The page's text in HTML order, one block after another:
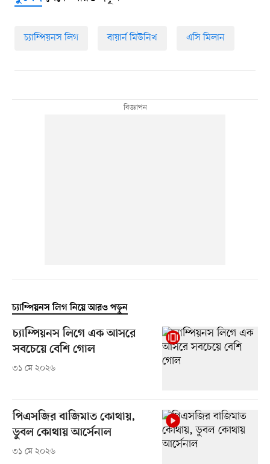
চ্যাম্পিয়নস লিগ বায়ার্ন মিউনিখ এসি মিলান
চ্যাম্পিয়নস লিগ নিয়ে আরও পড়ুন
চ্যাম্পিয়নস লিগে এক আসরে
সবচেয়ে বেশি গোল
৩১ মে ২০২৬
পিএসজির বাজিমাত কোথায়,
ডুবল কোথায় আর্সেনাল
৩১ মে ২০২৬